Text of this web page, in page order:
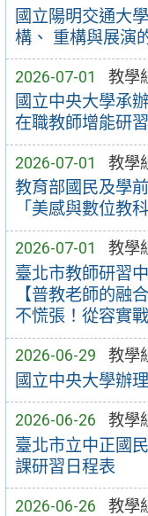
國立陽明交通大
構、 重構與展演
2026-07-01 教學
國立中央大學承
在職教師增能研習
2026-07-01 教學
教育部國民及學
「美感與數位教
2026-07-01 教學
臺北市教師研習
【普教老師的融
不慌張！從容實
2026-06-29 教學
國立中央大學辦
2026-06-26 教學
臺北市立中正國
課研習日程表
2026-06-26 教學